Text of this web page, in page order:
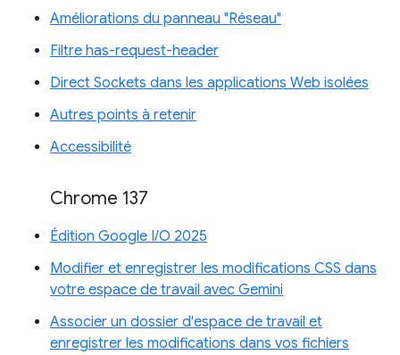
Améliorations du panneau "Réseau"
Filtre has-request-header
Direct Sockets dans les applications Web isolées
Autres points à retenir
Accessibilité
Chrome 137
Édition Google I/O 2025
Modifier et enregistrer les modifications CSS dans
votre espace de travail avec Gemini
Associer un dossier d'espace de travail et
enregistrer les modifications dans vos fichiers